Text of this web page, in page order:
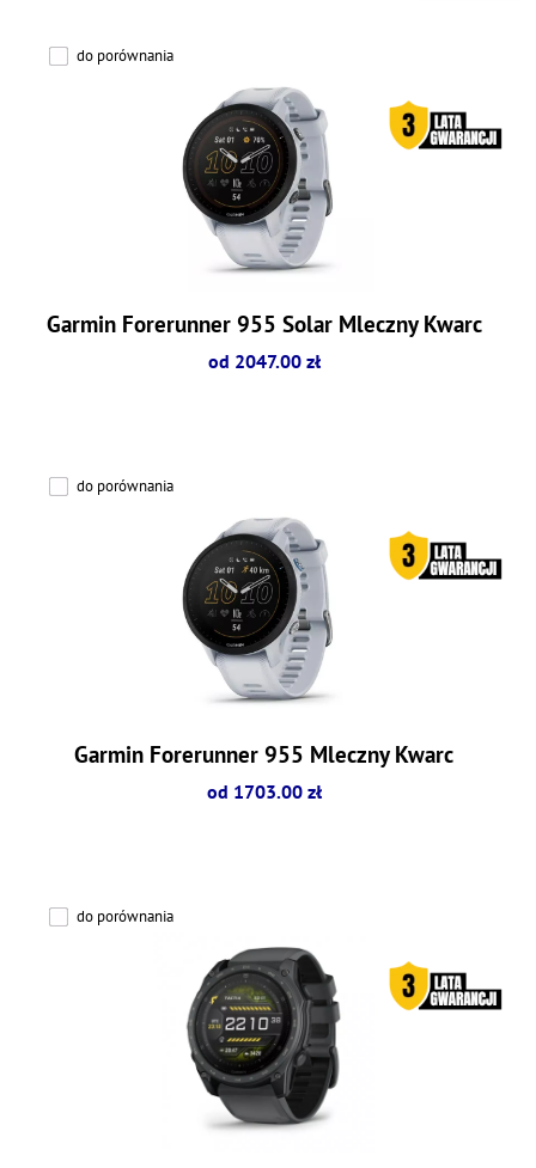
do porównania
Garmin Forerunner 955 Solar Mleczny Kwarc
od 2047.00 zł
do porównania
Garmin Forerunner 955 Mleczny Kwarc
od 1703.00 zł
do porównania